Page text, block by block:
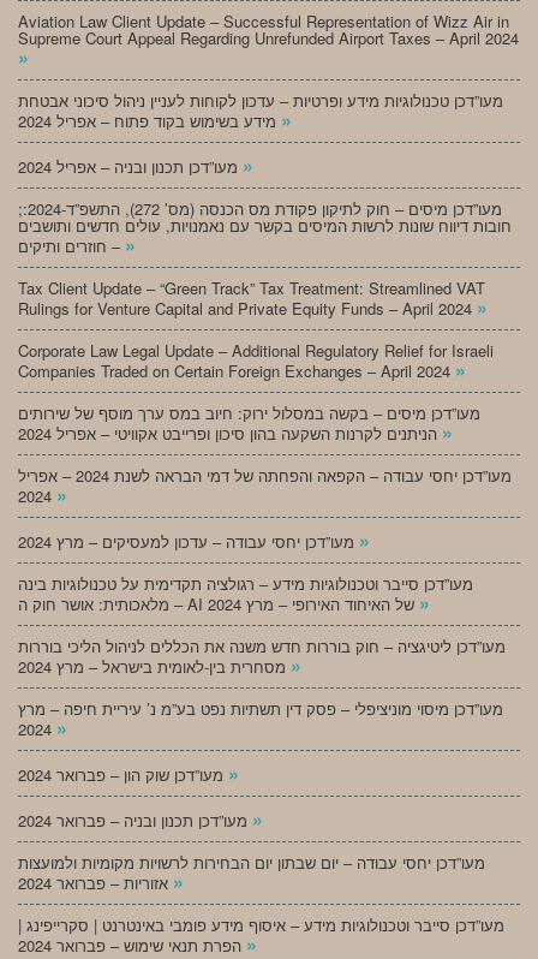
Aviation Law Client Update – Successful Representation of Wizz Air in
Supreme Court Appeal Regarding Unrefunded Airport Taxes – April 2024
»
מעו”דכן טכנולוגיות מידע ופרטיות – עדכון לקוחות לעניין ניהול סיכוני אבטחת
»
»
;מעו”דכן מיסים – חוק לתיקון פקודת מס הכנסה (מס’ 272), התשפ”ד-2024:
חובות דיווח שונות לרשות המיסים בקשר עם נאמנויות, עולים חדשים ותושבים
חוזרים ותיקים – »
Tax Client Update – “Green Track” Tax Treatment: Streamlined VAT
Rulings for Venture Capital and Private Equity Funds – April 2024 »
Corporate Law Legal Update – Additional Regulatory Relief for Israeli
Companies Traded on Certain Foreign Exchanges – April 2024 »
מעו”דכן מיסים – בקשה במסלול ירוק: חיוב במס ערך מוסף של שירותים
»
מעו”דכן יחסי עבודה – הקפאה והפחתה של דמי הבראה לשנת 2024 – אפריל
»
»
מעו”דכן סייבר וטכנולוגיות מידע – רגולציה תקדימית על טכנולוגיות בינה
»
מעו”דכן ליטיגציה – חוק בוררות חדש משנה את הכללים לניהול הליכי בוררות
»
מעו”דכן מיסוי מוניציפלי – פסק דין תשתיות נפט בע”מ נ’ עיריית חיפה – מרץ
»
»
»
מעו”דכן יחסי עבודה – יום שבתון יום הבחירות לרשויות מקומיות ולמועצות
»
מעו”דכן סייבר וטכנולוגיות מידע – איסוף מידע פומבי באינטרנט | סקרייפינג |
»